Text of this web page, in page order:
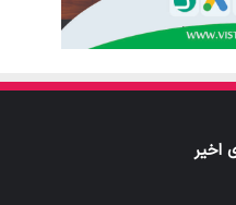
اخیر